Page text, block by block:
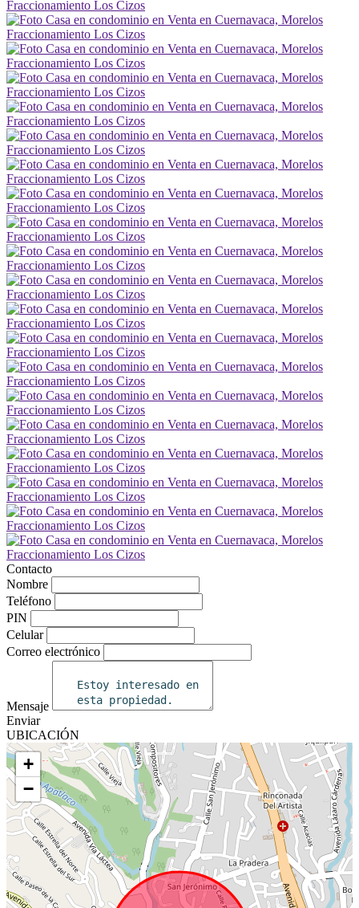
Contacto
Nombre
Teléfono
PIN
Celular
Correo electrónico
Mensaje
Enviar
UBICACIÓN
+
−